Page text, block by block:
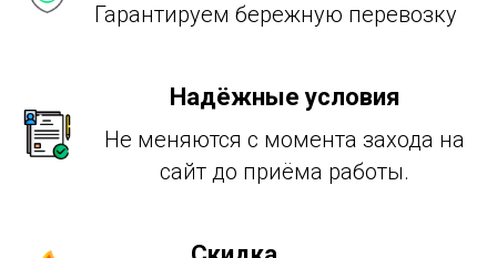
Гарантируем бережную перевозку
Надёжные условия
Не меняются с момента захода на
сайт до приёма работы.